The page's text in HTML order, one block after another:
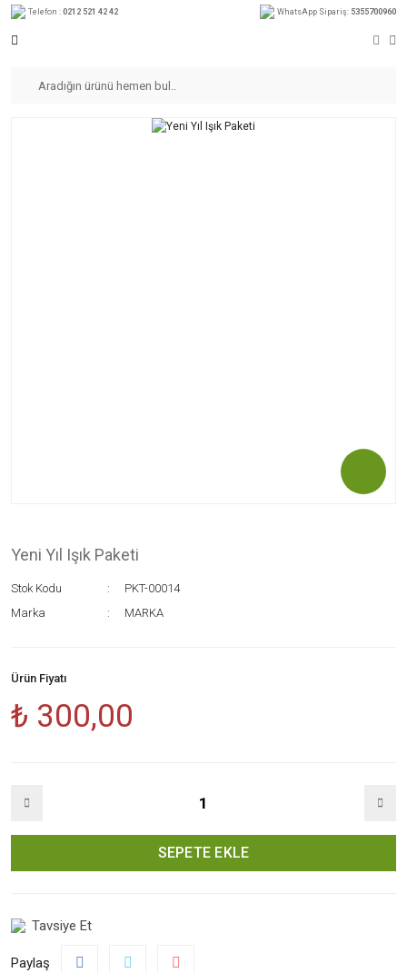
Telefon : 0212 521 42 42 WhatsApp Sipariş: 5355700960
Yeni Yıl Işık Paketi
Stok Kodu
PKT-00014
Marka
MARKA
Ürün Fiyatı
₺ 300,00
SEPETE EKLE
Tavsiye Et
Paylaş